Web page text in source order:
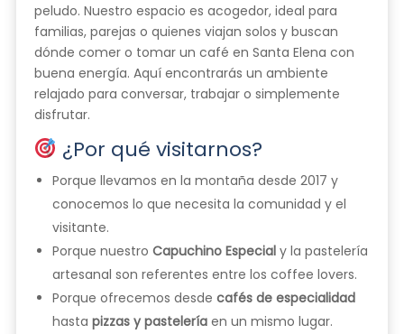
peludo. Nuestro espacio es acogedor, ideal para
familias, parejas o quienes viajan solos y buscan
dónde comer o tomar un café en Santa Elena con
buena energía. Aquí encontrarás un ambiente
relajado para conversar, trabajar o simplemente
disfrutar.
¿Por qué visitarnos?
Porque llevamos en la montaña desde 2017 y
conocemos lo que necesita la comunidad y el
visitante.
Porque nuestro Capuchino Especialy la pastelería
artesanal son referentes entre los coffee lovers.
Porque ofrecemos desde cafés de especialidad
hasta pizzas y pasteleríaen un mismo lugar.